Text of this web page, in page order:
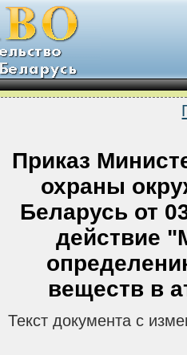
Приказ
охраны
Беларусь от
действие
веществ в
Текст документа с